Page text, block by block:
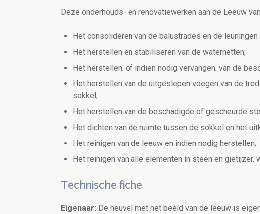
Deze onderhouds- en renovatiewerken aan de Leeuw
Het consolideren van de balustrades en de leuningen
Het herstellen en stabiliseren van de waternetten;
Het herstellen, of indien nodig vervangen, van de
Het herstellen van de uitgeslepen voegen van de
sokkel;
Het herstellen van de beschadigde of gescheurde
Het dichten van de ruimte tussen de sokkel en het
Het reinigen van de leeuw en indien nodig herstellen;
Het reinigen van alle elementen in steen en gietijzer,
Technische fiche
Eigenaar: De heuvel met het beeld van de leeuw is